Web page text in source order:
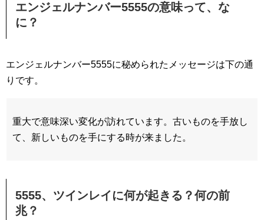
エンジェルナンバー5555の意味って、な
に？
エンジェルナンバー5555に秘められたメッセージは下の通
りです。
重大で意味深い変化が訪れています。古いものを手放し
て、新しいものを手にする時が来ました。
5555、ツインレイに何が起きる？何の前
兆？